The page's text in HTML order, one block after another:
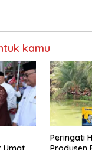
kamu
Peringati